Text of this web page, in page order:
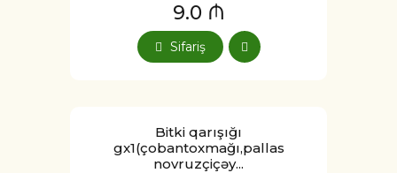
9.0 ₼
Sifariş
Bitki qarışığı
gx1(çobantoxmağı,pallas
novruzçiçəy...